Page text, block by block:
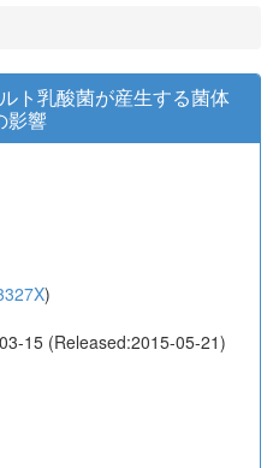
ト乳酸菌が産生する菌体
影響
)
15 (Released:2015-05-21)